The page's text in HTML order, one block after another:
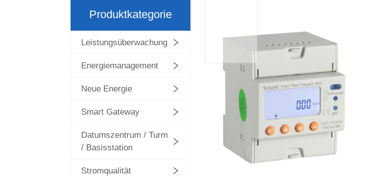
Produktkategorie
Leistungsüberwachung
Energiemanagement
Neue Energie
Smart Gateway
Datumszentrum / Turm
/ Basisstation
Stromqualität